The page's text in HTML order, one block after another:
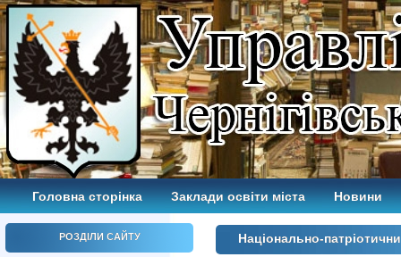
Головна сторінка Заклади освіти міста Новини
РОЗДІЛИ САЙТУ Національно-